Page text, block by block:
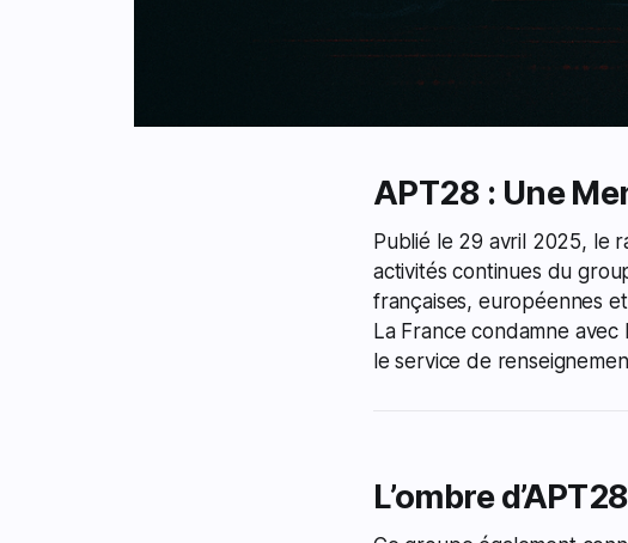
APT28 : Une
Publié le 29 avril 2025, le
activités continues du
françaises, européennes
La France condamne
le service de
L’ombre